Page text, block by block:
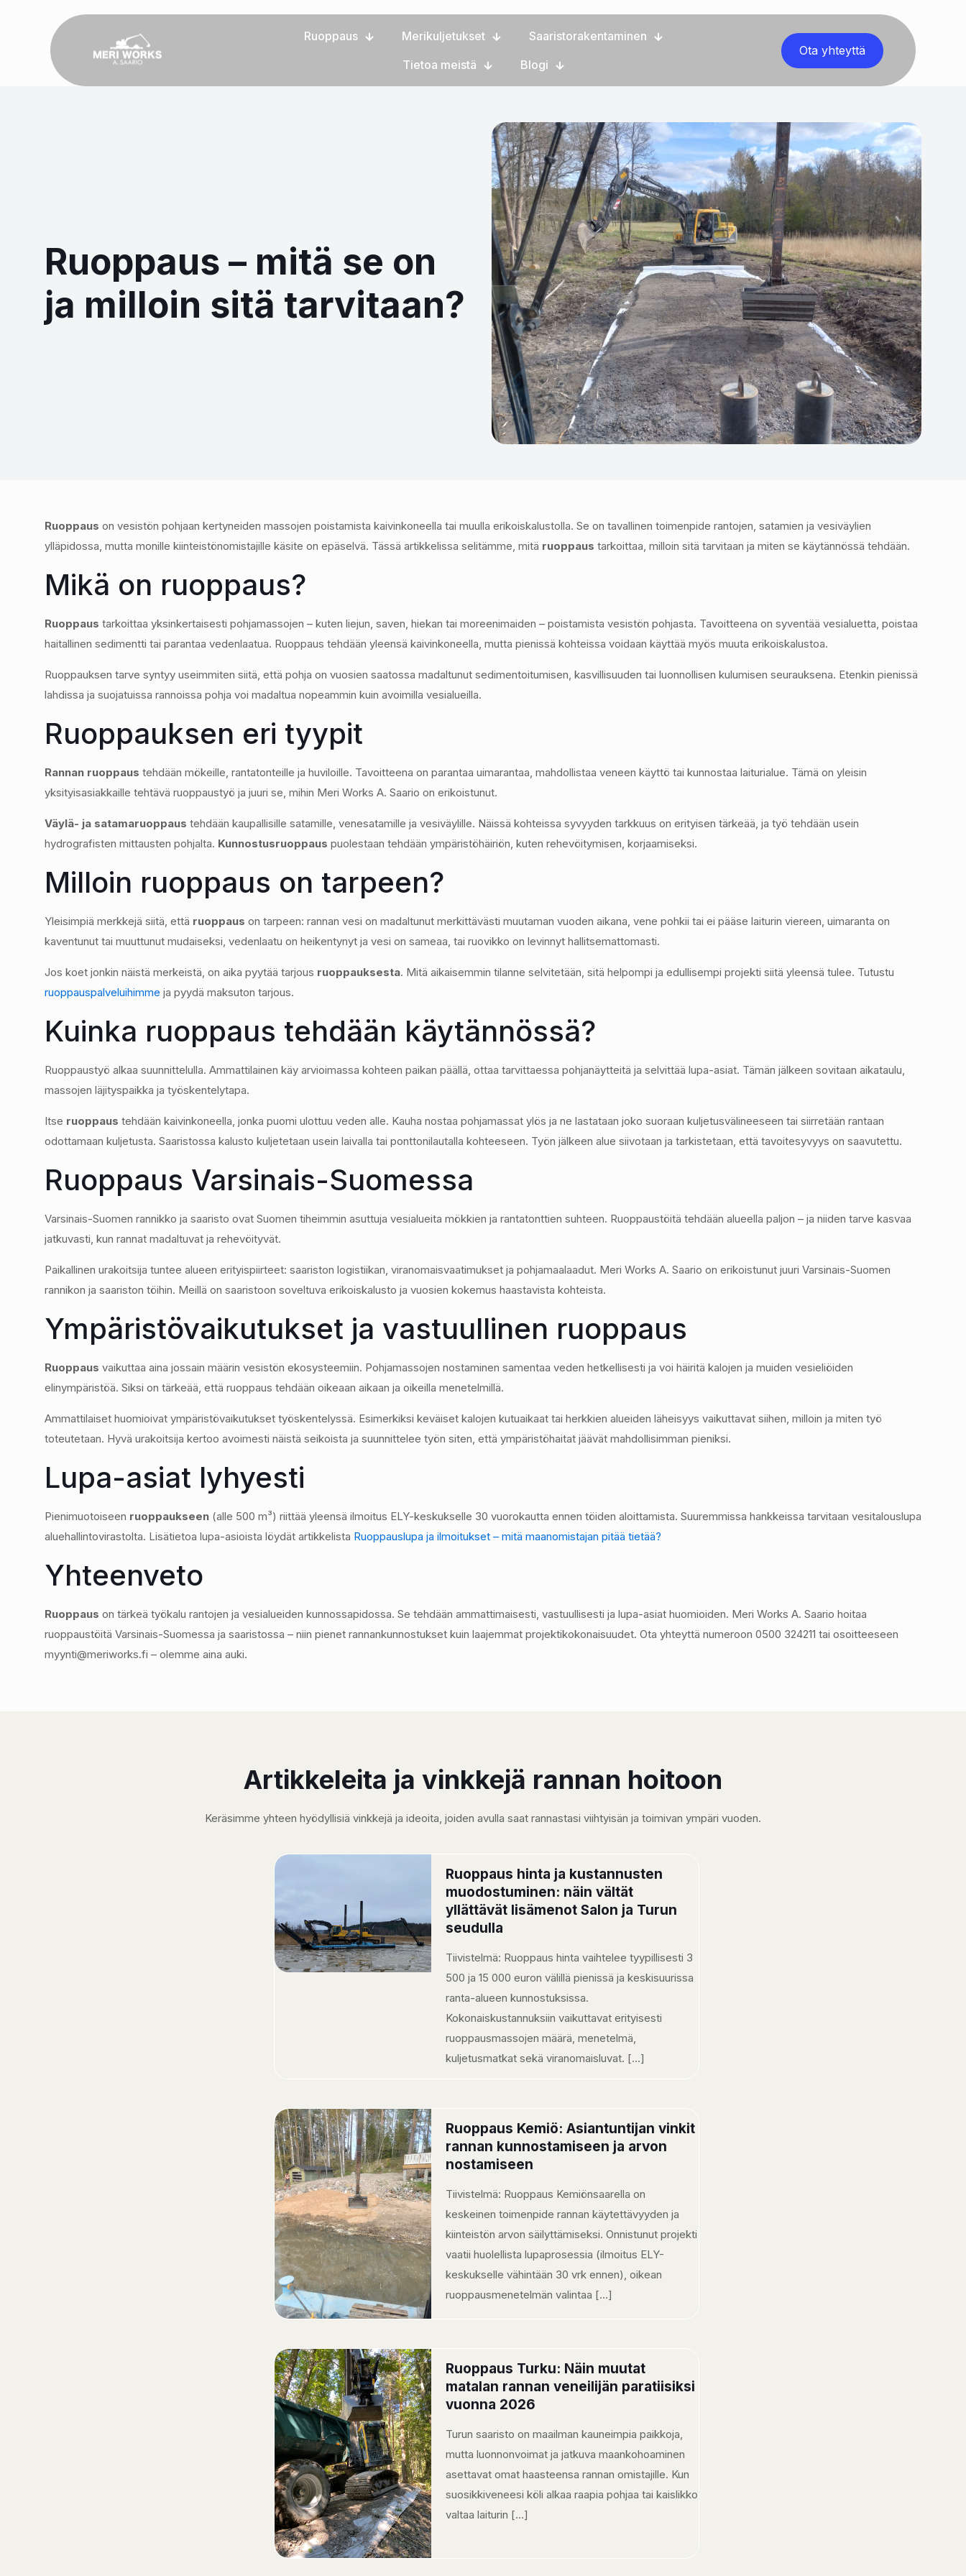
Ruoppaus Merikuljetukset
Saaristorakentaminen
Tietoa meistä
Blogi
Ota yhteyttä
Ruoppaus – mitä se on
ja milloin sitä tarvitaan?
Ruoppaus on vesistön pohjaan kertyneiden massojen poistamista kaivinkoneella tai muulla erikoiskalustolla. Se on tavallinen toimenpide rantojen, satamien ja vesiväylien
ylläpidossa, mutta monille kiinteistönomistajille käsite on epäselvä. Tässä artikkelissa selitämme, mitä ruoppaus tarkoittaa, milloin sitä tarvitaan ja miten se käytännössä tehdään.
Mikä on ruoppaus?
Ruoppaus tarkoittaa yksinkertaisesti pohjamassojen – kuten liejun, saven, hiekan tai moreenimaiden – poistamista vesistön pohjasta. Tavoitteena on syventää vesialuetta, poistaa
haitallinen sedimentti tai parantaa vedenlaatua. Ruoppaus tehdään yleensä kaivinkoneella, mutta pienissä kohteissa voidaan käyttää myös muuta erikoiskalustoa.
Ruoppauksen tarve syntyy useimmiten siitä, että pohja on vuosien saatossa madaltunut sedimentoitumisen, kasvillisuuden tai luonnollisen kulumisen seurauksena. Etenkin pienissä
lahdissa ja suojatuissa rannoissa pohja voi madaltua nopeammin kuin avoimilla vesialueilla.
Ruoppauksen eri tyypit
Rannan ruoppaus tehdään mökeille, rantatonteille ja huviloille. Tavoitteena on parantaa uimarantaa, mahdollistaa veneen käyttö tai kunnostaa laiturialue. Tämä on yleisin
yksityisasiakkaille tehtävä ruoppaustyö ja juuri se, mihin Meri Works A. Saario on erikoistunut.
Väylä- ja satamaruoppaus tehdään kaupallisille satamille, venesatamille ja vesiväylille. Näissä kohteissa syvyyden tarkkuus on erityisen tärkeää, ja työ tehdään usein
hydrografisten mittausten pohjalta. Kunnostusruoppaus puolestaan tehdään ympäristöhäiriön, kuten rehevöitymisen, korjaamiseksi.
Milloin ruoppaus on tarpeen?
Yleisimpiä merkkejä siitä, että ruoppaus on tarpeen: rannan vesi on madaltunut merkittävästi muutaman vuoden aikana, vene pohkii tai ei pääse laiturin viereen, uimaranta on
kaventunut tai muuttunut mudaiseksi, vedenlaatu on heikentynyt ja vesi on sameaa, tai ruovikko on levinnyt hallitsemattomasti.
Jos koet jonkin näistä merkeistä, on aika pyytää tarjous ruoppauksesta. Mitä aikaisemmin tilanne selvitetään, sitä helpompi ja edullisempi projekti siitä yleensä tulee. Tutustu
ruoppauspalveluihimme ja pyydä maksuton tarjous.
Kuinka ruoppaus tehdään käytännössä?
Ruoppaustyö alkaa suunnittelulla. Ammattilainen käy arvioimassa kohteen paikan päällä, ottaa tarvittaessa pohjanäytteitä ja selvittää lupa-asiat. Tämän jälkeen sovitaan aikataulu,
massojen läjityspaikka ja työskentelytapa.
Itse ruoppaus tehdään kaivinkoneella, jonka puomi ulottuu veden alle. Kauha nostaa pohjamassat ylös ja ne lastataan joko suoraan kuljetusvälineeseen tai siirretään rantaan
odottamaan kuljetusta. Saaristossa kalusto kuljetetaan usein laivalla tai ponttonilautalla kohteeseen. Työn jälkeen alue siivotaan ja tarkistetaan, että tavoitesyvyys on saavutettu.
Ruoppaus Varsinais-Suomessa
Varsinais-Suomen rannikko ja saaristo ovat Suomen tiheimmin asuttuja vesialueita mökkien ja rantatonttien suhteen. Ruoppaustöitä tehdään alueella paljon – ja niiden tarve kasvaa
jatkuvasti, kun rannat madaltuvat ja rehevöityvät.
Paikallinen urakoitsija tuntee alueen erityispiirteet: saariston logistiikan, viranomaisvaatimukset ja pohjamaalaadut. Meri Works A. Saario on erikoistunut juuri Varsinais-Suomen
rannikon ja saariston töihin. Meillä on saaristoon soveltuva erikoiskalusto ja vuosien kokemus haastavista kohteista.
Ympäristövaikutukset ja vastuullinen ruoppaus
Ruoppaus vaikuttaa aina jossain määrin vesistön ekosysteemiin. Pohjamassojen nostaminen samentaa veden hetkellisesti ja voi häiritä kalojen ja muiden vesieliöiden
elinympäristöä. Siksi on tärkeää, että ruoppaus tehdään oikeaan aikaan ja oikeilla menetelmillä.
Ammattilaiset huomioivat ympäristövaikutukset työskentelyssä. Esimerkiksi keväiset kalojen kutuaikaat tai herkkien alueiden läheisyys vaikuttavat siihen, milloin ja miten työ
toteutetaan. Hyvä urakoitsija kertoo avoimesti näistä seikoista ja suunnittelee työn siten, että ympäristöhaitat jäävät mahdollisimman pieniksi.
Lupa-asiat lyhyesti
Pienimuotoiseen ruoppaukseen (alle 500 m³) riittää yleensä ilmoitus ELY-keskukselle 30 vuorokautta ennen töiden aloittamista. Suuremmissa hankkeissa tarvitaan vesitalouslupa
aluehallintovirastolta. Lisätietoa lupa-asioista löydät artikkelista Ruoppauslupa ja ilmoitukset – mitä maanomistajan pitää tietää?
Yhteenveto
Ruoppaus on tärkeä työkalu rantojen ja vesialueiden kunnossapidossa. Se tehdään ammattimaisesti, vastuullisesti ja lupa-asiat huomioiden. Meri Works A. Saario hoitaa
ruoppaustöitä Varsinais-Suomessa ja saaristossa – niin pienet rannankunnostukset kuin laajemmat projektikokonaisuudet. Ota yhteyttä numeroon 0500 324211 tai osoitteeseen
myynti@meriworks.fi – olemme aina auki.
Artikkeleita ja vinkkejä rannan hoitoon
Keräsimme yhteen hyödyllisiä vinkkejä ja ideoita, joiden avulla saat rannastasi viihtyisän ja toimivan ympäri vuoden.
Ruoppaus hinta ja kustannusten
muodostuminen: näin vältät
yllättävät lisämenot Salon ja Turun
seudulla
Tiivistelmä: Ruoppaus hinta vaihtelee tyypillisesti 3
500 ja 15 000 euron välillä pienissä ja keskisuurissa
ranta-alueen kunnostuksissa.
Kokonaiskustannuksiin vaikuttavat erityisesti
ruoppausmassojen määrä, menetelmä,
kuljetusmatkat sekä viranomaisluvat. […]
Ruoppaus Kemiö: Asiantuntijan vinkit
rannan kunnostamiseen ja arvon
nostamiseen
Tiivistelmä: Ruoppaus Kemiönsaarella on
keskeinen toimenpide rannan käytettävyyden ja
kiinteistön arvon säilyttämiseksi. Onnistunut projekti
vaatii huolellista lupaprosessia (ilmoitus ELY-
keskukselle vähintään 30 vrk ennen), oikean
ruoppausmenetelmän valintaa […]
Ruoppaus Turku: Näin muutat
matalan rannan veneilijän paratiisiksi
vuonna 2026
Turun saaristo on maailman kauneimpia paikkoja,
mutta luonnonvoimat ja jatkuva maankohoaminen
asettavat omat haasteensa rannan omistajille. Kun
suosikkiveneesi köli alkaa raapia pohjaa tai kaislikko
valtaa laiturin […]